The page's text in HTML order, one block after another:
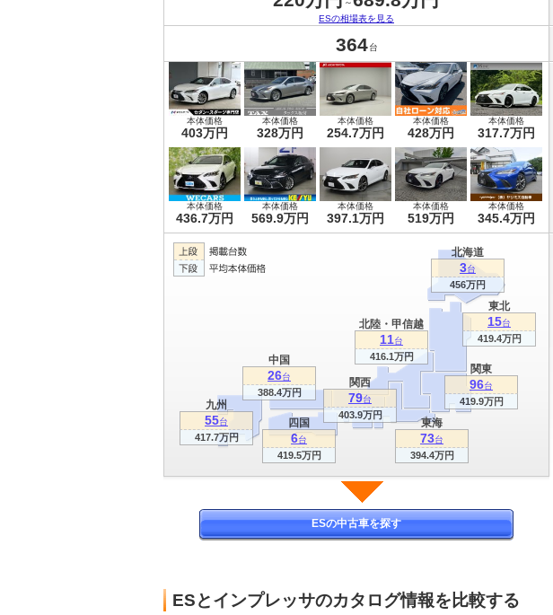
～
ESの相場表を見る
364 台
本体価格
403万円
本体価格
328万円
本体価格
254.7万円
本体価格
428万円
本体価格
317.7万円
本体価格
436.7万円
本体価格
569.9万円
本体価格
397.1万円
本体価格
519万円
本体価格
345.4万円
関東
96台
419.9万円
関西
79台
403.9万円
東海
73台
394.4万円
北海道
3台
456万円
九州
55台
417.7万円
東北
15台
419.4万円
北陸・甲信越
11台
416.1万円
中国
26台
388.4万円
四国
6台
419.5万円
ESの中古車を探す
ESとインプレッサのカタログ情報を比較する